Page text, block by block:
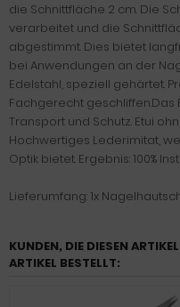
die Schnittfläche 2 cm. Die
verarbeitet und die
abgestimmt. Dies bietet
bei Anwendungen an der
Edelstahl, speziell gehärtet.
Fachgerecht geschliffen.Das
Transport und Schutz. Etui
Hochwertiges Lederimitat,
Optik bietet. Ergebnis: 100%
Lieferumfang: 1x
KUNDEN, DIE DIESEN
ARTIKEL BESTELLT: